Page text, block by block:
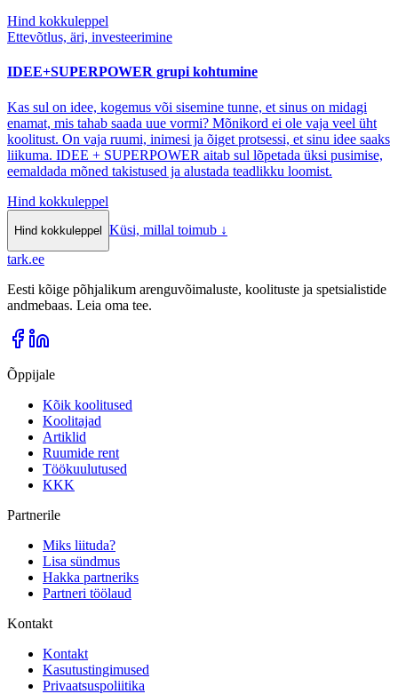
Hind kokkuleppel
Ettevõtlus, äri, investeerimine
IDEE+SUPERPOWER grupi kohtumine
Kas sul on idee, kogemus või sisemine tunne, et sinus on midagi
enamat, mis tahab saada uue vormi? Mõnikord ei ole vaja veel üht
koolitust. On vaja ruumi, inimesi ja õiget protsessi, et sinu idee saaks
liikuma. IDEE + SUPERPOWER aitab sul lõpetada üksi pusimise,
eemaldada mõned takistused ja alustada teadlikku loomist.
Hind kokkuleppel
Hind kokkuleppel Küsi, millal toimub ↓
tark.ee
Eesti kõige põhjalikum arenguvõimaluste, koolituste ja spetsialistide
andmebaas. Leia oma tee.
Õppijale
Kõik koolitused
Koolitajad
Artiklid
Ruumide rent
Töökuulutused
KKK
Partnerile
Miks liituda?
Lisa sündmus
Hakka partneriks
Partneri töölaud
Kontakt
Kontakt
Kasutustingimused
Privaatsuspoliitika